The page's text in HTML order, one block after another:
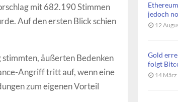
mit 682.190 Stimmen
Auf den ersten Blick schien
äußerten Bedenken
Angriff tritt auf, wenn eine
zum eigenen Vorteil
jedoch
12
Gold
folgt
14